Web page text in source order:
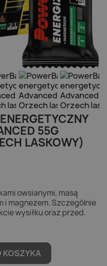
55G
LASKOWY)
owsianymi, masą
i magnezem. Szczególnie
wysiłku oraz przed.
KOSZYKA